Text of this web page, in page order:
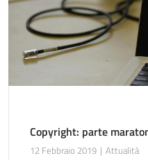
Copyright: parte
12 Febbraio 2019 Attualità